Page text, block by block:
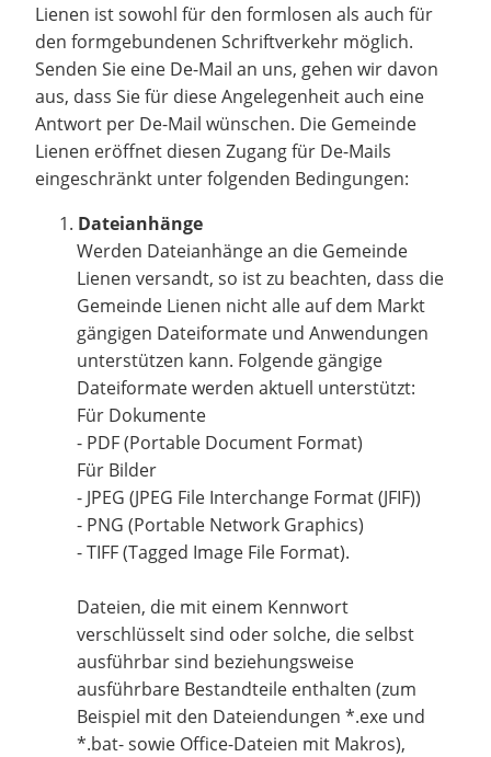
Lienen ist sowohl für den formlosen als auch für
den formgebundenen Schriftverkehr möglich.
Senden Sie eine De-Mail an uns, gehen wir davon
aus, dass Sie für diese Angelegenheit auch eine
Antwort per De-Mail wünschen. Die Gemeinde
Lienen eröffnet diesen Zugang für De-Mails
eingeschränkt unter folgenden Bedingungen:
Dateianhänge
Werden Dateianhänge an die Gemeinde
Lienen versandt, so ist zu beachten, dass die
Gemeinde Lienen nicht alle auf dem Markt
gängigen Dateiformate und Anwendungen
unterstützen kann. Folgende gängige
Dateiformate werden aktuell unterstützt:
Für Dokumente
- PDF (Portable Document Format)
Für Bilder
- JPEG (JPEG File Interchange Format (JFIF))
- PNG (Portable Network Graphics)
- TIFF (Tagged Image File Format).
Dateien, die mit einem Kennwort
verschlüsselt sind oder solche, die selbst
ausführbar sind beziehungsweise
ausführbare Bestandteile enthalten (zum
Beispiel mit den Dateiendungen *.exe und
*.bat- sowie Office-Dateien mit Makros),